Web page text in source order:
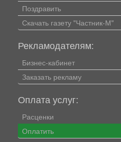
Поздравить
Скачать газету "Частник-М"
Рекламодателям:
Бизнес-кабинет
Заказать рекламу
Оплата услуг:
Расценки
Оплатить